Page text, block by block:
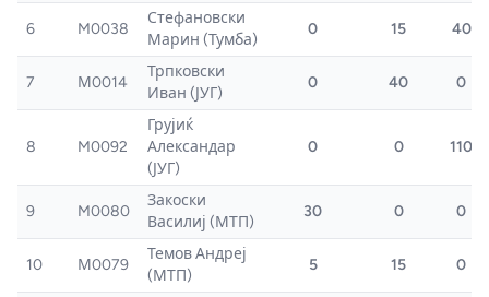
6 M0038
Стефановски
Марин (Тумба)
0 15 40
7 М0014
Трпковски
Иван (ЈУГ)
0 40 0
8 M0092
Грујиќ
Александар
(ЈУГ)
0 0 110
9 M0080
Закоски
Василиј (МТП)
30 0 0
10 М0079
Темов Андреј
(МТП)
5 15 0